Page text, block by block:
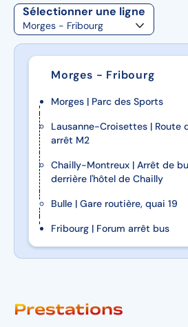
Sélectionner une ligne
Morges - Fribourg
Morges | Parc des Sports
Lausanne-Croisettes | Route
arrêt M2
Chailly-Montreux | Arrêt de
derrière l'hôtel de Chailly
Bulle | Gare routière, quai 19
Fribourg | Forum arrêt bus
Prestations